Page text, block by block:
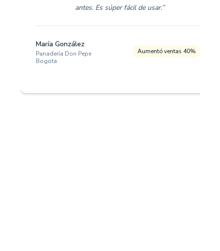
antes. Es súper fácil de usar.’’
María González
Panadería Don Pepe
Bogota
Aumentó ventas 40%